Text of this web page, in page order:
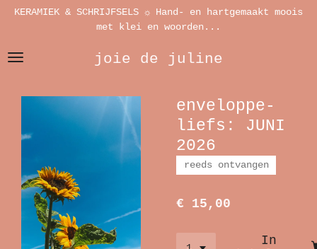
Ga
de
joie de juline
KERAMIEK & SCHRIJFSELS ☼ Hand- en hartgemaakt moois
met klei en woorden...
enveloppe-
liefs: JUNI
2026
reeds ontvangen
€ 15,00
In